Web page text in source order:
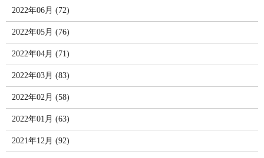
2022年06月 (72)
2022年05月 (76)
2022年04月 (71)
2022年03月 (83)
2022年02月 (58)
2022年01月 (63)
2021年12月 (92)